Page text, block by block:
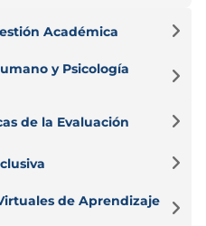
Académica
y Psicología
de la Evaluación
de Aprendizaje